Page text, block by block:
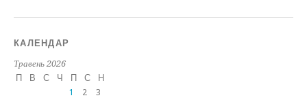
КАЛЕНДАР
Травень 2026
П
В С Ч П С Н
1 2
3